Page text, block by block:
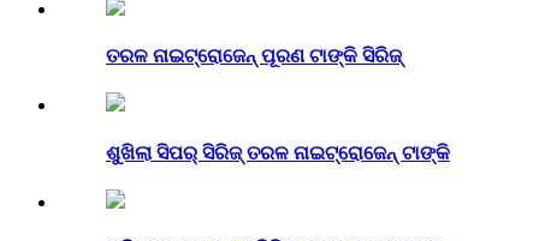
ତରଳ ନାଇଟ୍ରୋଜେନ୍ ପୂରଣ ଟାଙ୍କି ସିରିଜ୍
ଶୁଖିଲା ସିପର୍ ସିରିଜ୍ ତରଳ ନାଇଟ୍ରୋଜେନ୍ ଟାଙ୍କି